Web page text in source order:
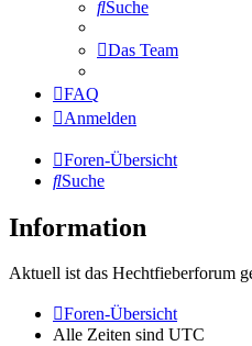
Suche
Das Team
FAQ
Anmelden
Foren-Übersicht
Suche
Information
Aktuell ist das Hechtfieberforum
Foren-Übersicht
Alle Zeiten sind UTC